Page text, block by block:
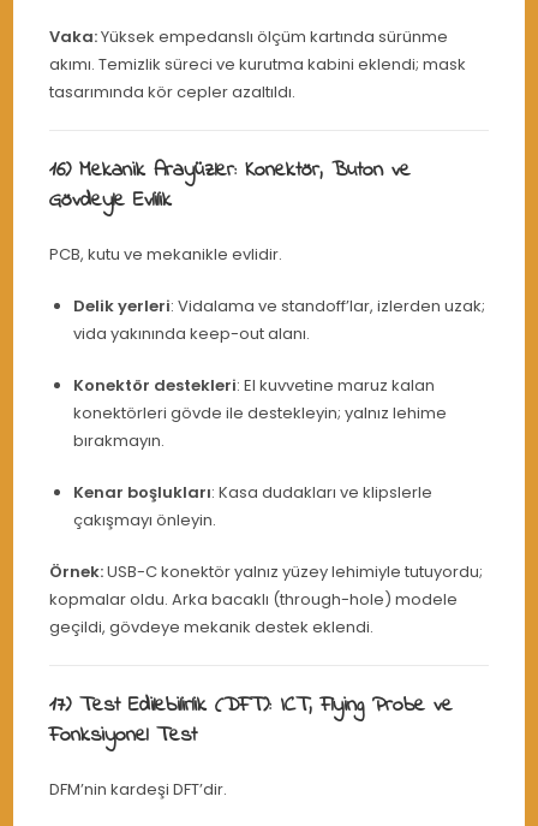
Vaka:Yüksek empedanslı ölçüm kartında sürünme
akımı. Temizlik süreci ve kurutma kabini eklendi; mask
tasarımında kör cepler azaltıldı.
16) Mekanik Arayüzler: Konektör, Buton ve
Gövdeyle Evlilik
PCB, kutu ve mekanikle evlidir.
Delik yerleri: Vidalama ve standoff’lar, izlerden uzak;
vida yakınında keep-out alanı.
Konektör destekleri: El kuvvetine maruz kalan
konektörleri gövde ile destekleyin; yalnız lehime
bırakmayın.
Kenar boşlukları: Kasa dudakları ve klipslerle
çakışmayı önleyin.
Örnek:USB-C konektör yalnız yüzey lehimiyle tutuyordu;
kopmalar oldu. Arka bacaklı (through-hole) modele
geçildi, gövdeye mekanik destek eklendi.
17) Test Edilebilirlik (DFT): ICT, Flying Probe ve
Fonksiyonel Test
DFM’nin kardeşi DFT’dir.